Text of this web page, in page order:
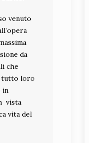
venuto
da
che
tutto loro
in
vista
vita del